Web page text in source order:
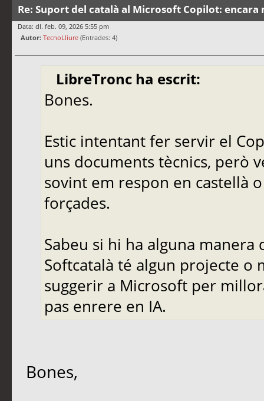
Re: Suport del català al Microsoft Copilot:
Data: dl. feb. 09, 2026 5:55 pm
Autor: TecnoLliure (Entrades: 4)
LibreTronc ha escrit:
Bones.
Estic intentant fer servir el
uns documents tècnics, però
sovint em respon en castellà
forçades.
Sabeu si hi ha alguna
Softcatalà té algun projecte o
suggerir a Microsoft per
pas enrere en IA.
Bones,